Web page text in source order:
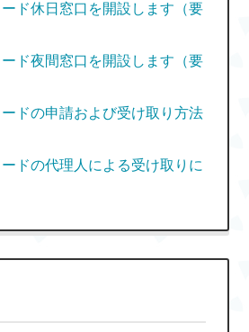
ド休日窓口を開設します（要
ド夜間窓口を開設します（要
ドの申請および受け取り方法
ドの代理人による受け取りに